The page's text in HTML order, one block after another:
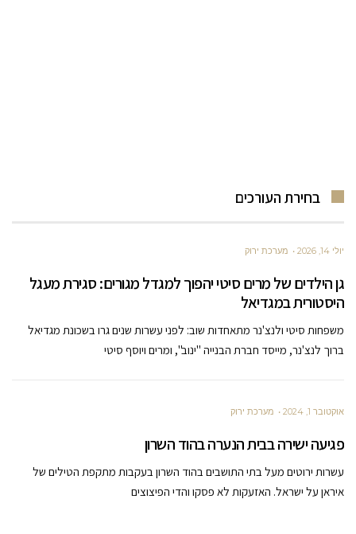
בחירת העורכים
יולי 14, 2026 מערכת ירוק
גן הילדים של מרים סיטי יהפוך למגדל מגורים: סגירת מעגל
היסטורית במגדיאל
משפחות סיטי ולנצ'נר מתאחדות שוב: לפני עשרות שנים גרו בשכונת מגדיאל
ברוך לנצ'נר, מייסד חברת הבנייה "ינוב", ומרים ויוסף סיטי
אוקטובר 1, 2024 מערכת ירוק
פגיעה ישירה בבית הנערה בהוד השרון
עשרות ירוטים מעל בתי התושבים בהוד השרון בעקבות מתקפת הטילים של
איראן על ישראל. האזעקות לא פסקו והדי הפיצוצים